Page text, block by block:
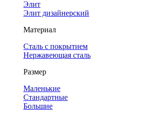
Элит
Элит дизайнерский
Материал
Сталь с покрытием
Нержавеющая сталь
Размер
Маленькие
Стандартные
Большие